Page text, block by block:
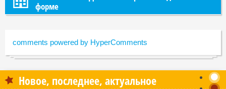
форме
comments powered by HyperComments
Новое, последнее, актуальное